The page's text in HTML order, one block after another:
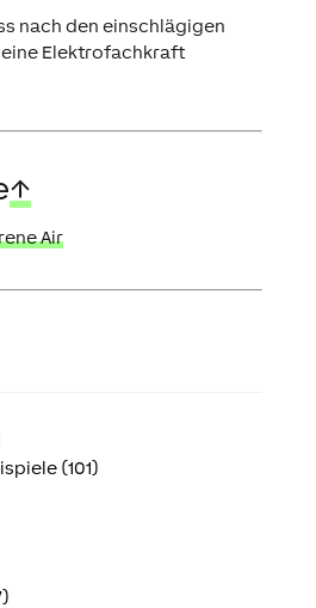
nach den einschlägigen
Elektrofachkraft
↑
Air
(101)